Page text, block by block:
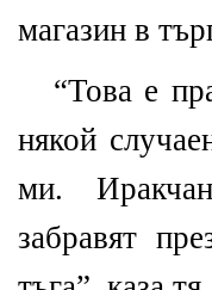
магазин в
“Това е
някой
ми.
забравят